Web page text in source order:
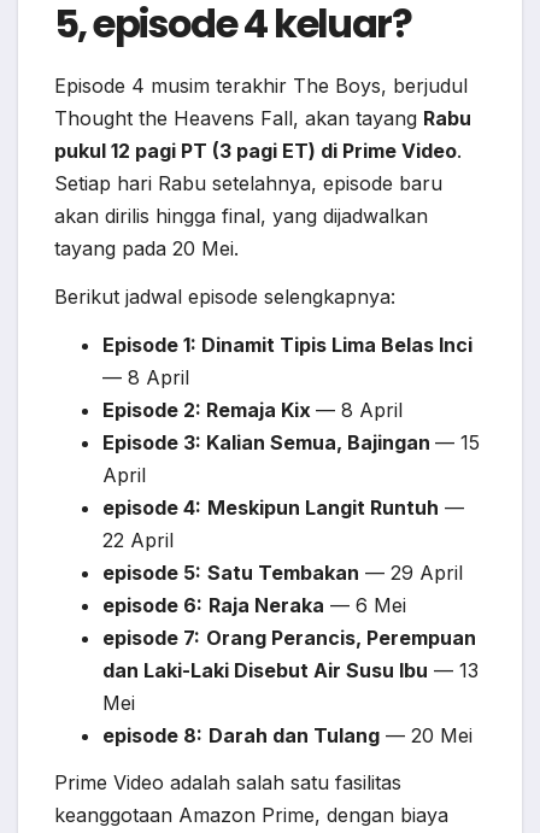
5, episode 4 keluar?
Episode 4 musim terakhir The Boys, berjudul
Thought the Heavens Fall, akan tayang Rabu
pukul 12 pagi PT (3 pagi ET) di Prime Video.
Setiap hari Rabu setelahnya, episode baru
akan dirilis hingga final, yang dijadwalkan
tayang pada 20 Mei.
Berikut jadwal episode selengkapnya:
Episode 1: Dinamit Tipis Lima Belas Inci
— 8 April
Episode 2: Remaja Kix — 8 April
Episode 3: Kalian Semua, Bajingan — 15
April
episode 4: Meskipun Langit Runtuh —
22 April
episode 5: Satu Tembakan — 29 April
episode 6: Raja Neraka — 6 Mei
episode 7: Orang Perancis, Perempuan
dan Laki-Laki Disebut Air Susu Ibu — 13
Mei
episode 8: Darah dan Tulang — 20 Mei
Prime Video adalah salah satu fasilitas
keanggotaan Amazon Prime, dengan biaya